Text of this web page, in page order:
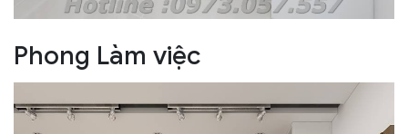
Phong Làm việc